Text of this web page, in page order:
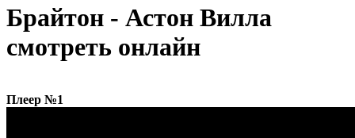
Брайтон - Астон Вилла
смотреть онлайн
Плеер №1